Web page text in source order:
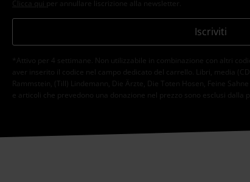
Clicca qui per annullare liscrizione alla newsletter.
Iscriviti
*Attivo per 4 settimane. Non utilizzabile in combinazione con altri
aver inserito il codice nel campo dedicato del carrello. Libri, media
Rammstein, (Till) Lindemann, Die Ärzte, Die Toten Hosen, Feine
e articoli che prevedono una donazione nel prezzo sono esclusi dalla